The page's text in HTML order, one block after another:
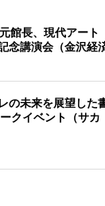
館長、現代アート
念講演会（金沢経
の未来を展望した
クイベント（サカ